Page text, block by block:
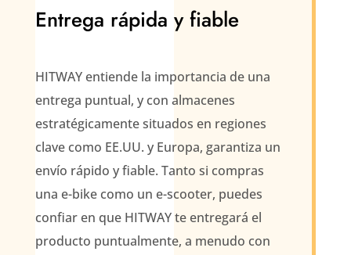
Entrega rápida y fiable
HITWAY entiende la importancia de una
entrega puntual, y con almacenes
estratégicamente situados en regiones
clave como EE.UU. y Europa, garantiza un
envío rápido y fiable. Tanto si compras
una e-bike como un e-scooter, puedes
confiar en que HITWAY te entregará el
producto puntualmente, a menudo con